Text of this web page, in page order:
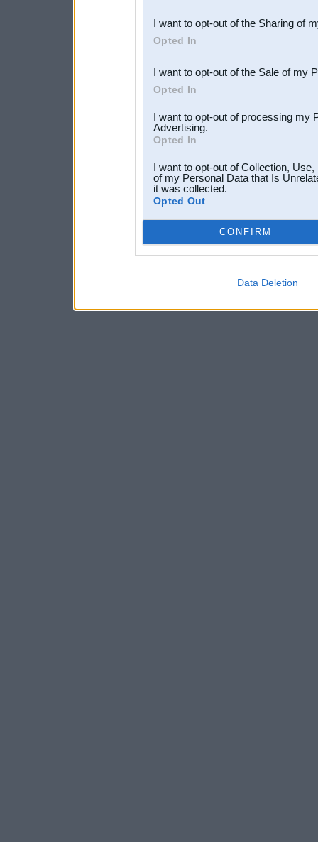
Downstream Participants
third parties.
I want to opt-out of the Sharing of
Opted In
I want to opt-out of the Sale of my
Opted In
I want to opt-out of processing my
Advertising.
Opted In
I want to opt-out of Collection,
of my Personal Data that Is
it was collected.
Opted Out
CONFIRM
Data Deletion